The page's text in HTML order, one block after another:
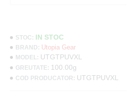
STOC: IN STOC
BRAND: Utopia Gear
MODEL: UTGTPUVXL
GREUTATE: 100.00g
COD PRODUCATOR: UTGTPUVXL